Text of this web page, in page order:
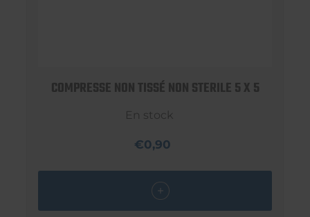
COMPRESSE NON TISSÉ NON STERILE 5 X 5
En stock
€0,90